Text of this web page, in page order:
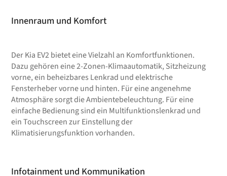
Innenraum und Komfort
Der Kia EV2 bietet eine Vielzahl an Komfortfunktionen.
Dazu gehören eine 2-Zonen-Klimaautomatik, Sitzheizung
vorne, ein beheizbares Lenkrad und elektrische
Fensterheber vorne und hinten. Für eine angenehme
Atmosphäre sorgt die Ambientebeleuchtung. Für eine
einfache Bedienung sind ein Multifunktionslenkrad und
ein Touchscreen zur Einstellung der
Klimatisierungsfunktion vorhanden.
Infotainment und Kommunikation